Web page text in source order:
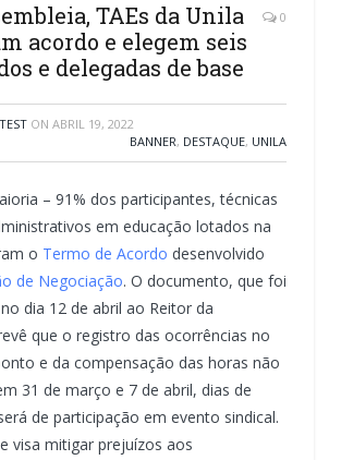
TAEs da Unila
acordo e elegem seis
e delegadas de base
0
ON ABRIL 19, 2022
BANNER, DESTAQUE, UNILA
– 91% dos participantes, técnicas
em educação lotados na
o Termo de Acordo desenvolvido
de Negociação. O documento, que foi
dia 12 de abril ao Reitor da
que o registro das ocorrências no
e da compensação das horas não
31 de março e 7 de abril, dias de
de participação em evento sindical.
visa mitigar prejuízos aos